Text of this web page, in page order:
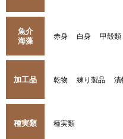
魚介
海藻
赤身 白身 甲殻類
加工品 乾物 練り製品 漬
種実類 種実類